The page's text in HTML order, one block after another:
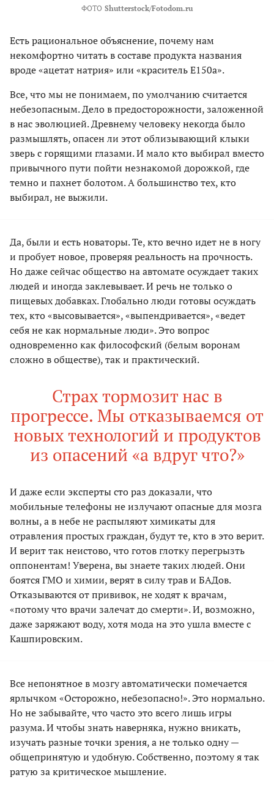
ФОТО Shutterstock/Fotodom.ru
Есть рациональное объяснение, почему нам
некомфортно читать в составе продукта названия
вроде «ацетат натрия» или «краситель Е150а».
Все, что мы не понимаем, по умолчанию считается
небезопасным. Дело в предосторожности, заложенной
в нас эволюцией. Древнему человеку некогда было
размышлять, опасен ли этот облизывающий клыки
зверь с горящими глазами. И мало кто выбирал вместо
привычного пути пойти незнакомой дорожкой, где
темно и пахнет болотом. А большинство тех, кто
выбирал, не выжили.
Да, были и есть новаторы. Те, кто вечно идет не в ногу
и пробует новое, проверяя реальность на прочность.
Но даже сейчас общество на автомате осуждает таких
людей и иногда заклевывает. И речь не только о
пищевых добавках. Глобально люди готовы осуждать
тех, кто «высовывается», «выпендривается», «ведет
себя не как нормальные люди». Это вопрос
одновременно как философский (белым воронам
сложно в обществе), так и практический.
Страх тормозит нас в
прогрессе. Мы отказываемся от
новых технологий и продуктов
из опасений «а вдруг что?»
И даже если эксперты сто раз доказали, что
мобильные телефоны не излучают опасные для мозга
волны, а в небе не распыляют химикаты для
отравления простых граждан, будут те, кто в это верит.
И верит так неистово, что готов глотку перегрызть
оппонентам! Уверена, вы знаете таких людей. Они
боятся ГМО и химии, верят в силу трав и БАДов.
Отказываются от прививок, не ходят к врачам,
«потому что врачи залечат до смерти». И, возможно,
даже заряжают воду, хотя мода на это ушла вместе с
Кашпировским.
Все непонятное в мозгу автоматически помечается
ярлычком «Осторожно, небезопасно!». Это нормально.
Но не забывайте, что часто это всего лишь игры
разума. И чтобы знать наверняка, нужно вникать,
изучать разные точки зрения, а не только одну —
общепринятую и удобную. Собственно, поэтому я так
ратую за критическое мышление.